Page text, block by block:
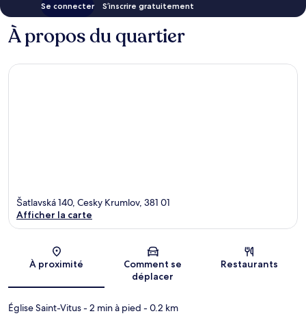
Se connecter S’inscrire gratuitement
À propos du quartier
Carte
Šatlavská 140, Cesky Krumlov, 381 01
Afficher la carte
À proximité
Comment se
déplacer
Restaurants
Église Saint-Vitus- 2 min à pied - 0.2 km